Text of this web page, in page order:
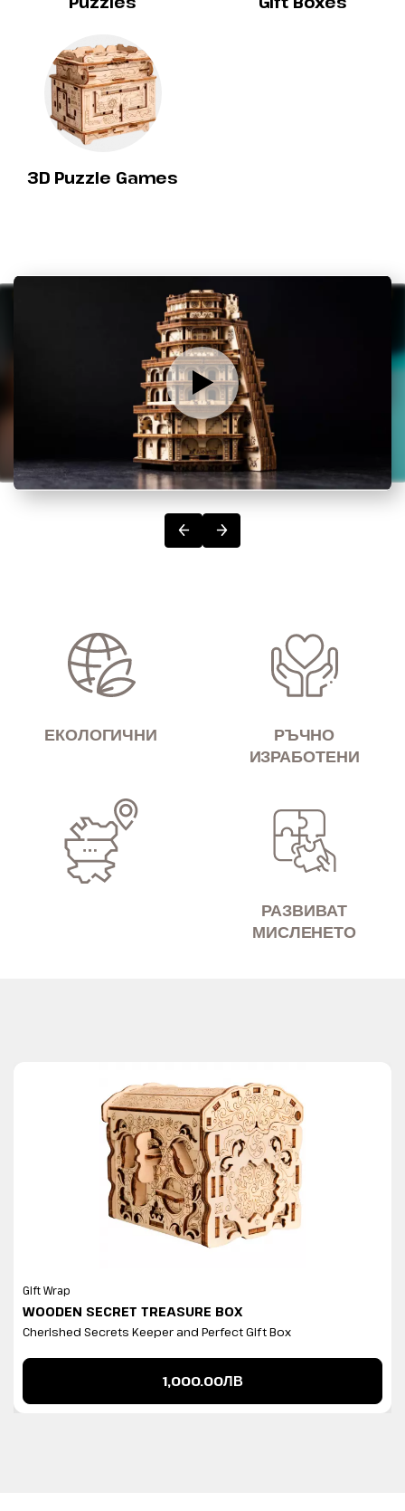
3D Puzzle Games
ЕКОЛОГИЧНИ
РЪЧНО
ИЗРАБОТЕНИ
РАЗВИВАТ
МИСЛЕНЕТО
Gift Wrap
WOODEN SECRET TREASURE BOX
Cherished Secrets Keeper and Perfect Gift Box
1,000.00ЛВ